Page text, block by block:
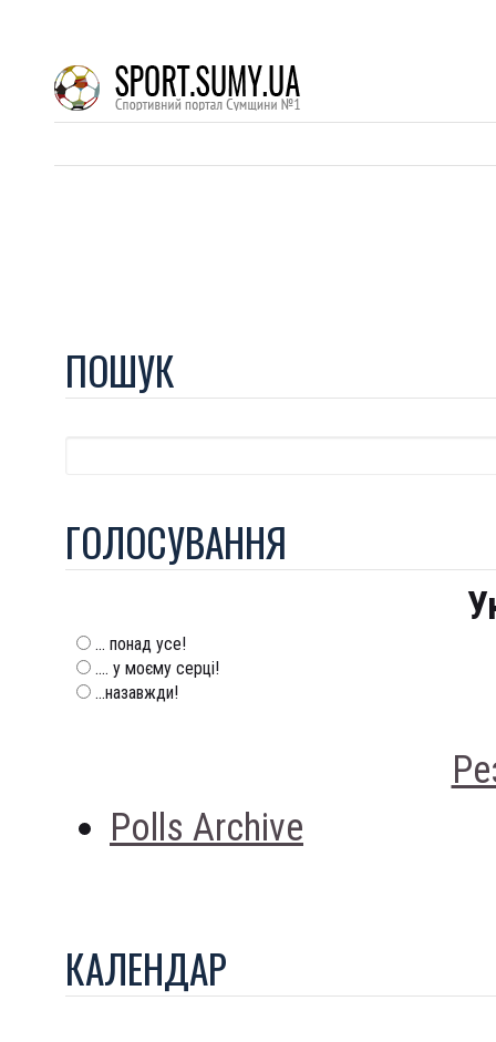
ПОШУК
ГОЛОСУВАННЯ
... понад усе!
.... у моєму серці!
...назавжди!
Polls Archive
КАЛЕНДАР